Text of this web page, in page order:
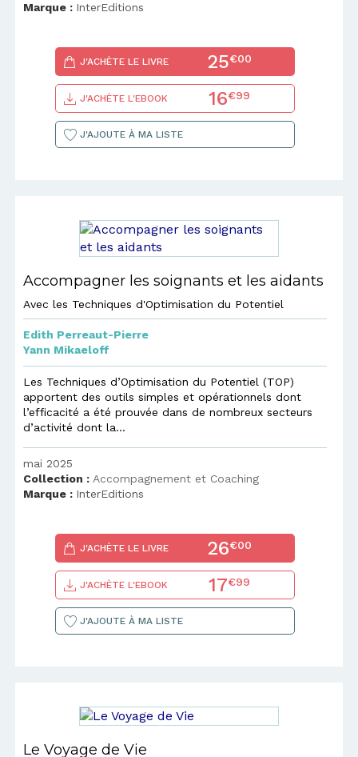
Marque : InterEditions
J'ACHÈTE LE LIVRE 25€00
J'ACHÈTE L'EBOOK 16€99
J'AJOUTE À MA LISTE
Accompagner les soignants et les aidants
Avec les Techniques d'Optimisation du Potentiel
Edith Perreaut-Pierre
Yann Mikaeloff
Les Techniques d’Optimisation du Potentiel (TOP)
apportent des outils simples et opérationnels dont
l’efficacité a été prouvée dans de nombreux secteurs
d’activité dont la...
mai 2025
Collection : Accompagnement et Coaching
Marque : InterEditions
J'ACHÈTE LE LIVRE 26€00
J'ACHÈTE L'EBOOK 17€99
J'AJOUTE À MA LISTE
Le Voyage de Vie